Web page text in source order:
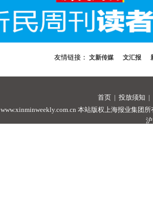
友情链接： 文新传媒 文汇报
首页 | 投放须知 |
www.xinminweekly.com.cn 本站版权上海报业集团所